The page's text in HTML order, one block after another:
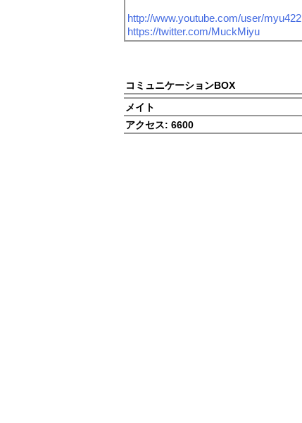
http://www.youtube.com/user/myu422
https://twitter.com/MuckMiyu
コミュニケーションBOX
メイト
アクセス: 6600